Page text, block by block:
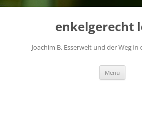
...
Zum
enkelgerecht
Joachim B. Esserwelt und der Weg
Menü